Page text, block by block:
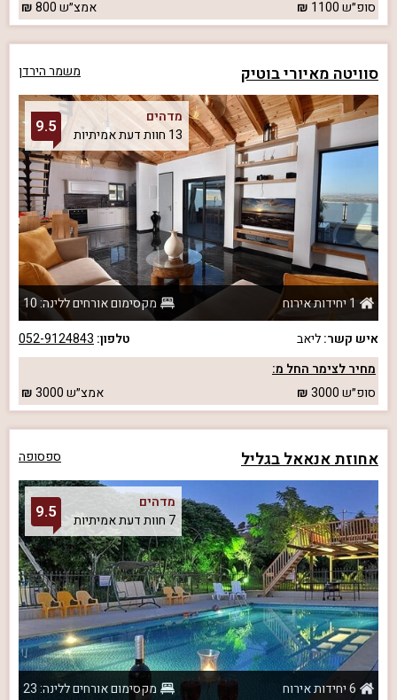
סופ״ש1100 אמצ״ש800
סוויטה מאיורי בוטיק משמר הירדן
מדהים
13 חוות דעת אמיתיות
9.5
1 יחידות אירוח
מקסימום אורחים ללינה: 10
איש קשר:ליאב טלפון: 052-9124843
מחיר לצימר החל מ:
סופ״ש3000 אמצ״ש3000
אחוזת אנאאל בגליל ספסופה
מדהים
7 חוות דעת אמיתיות
9.5
6 יחידות אירוח
מקסימום אורחים ללינה: 23